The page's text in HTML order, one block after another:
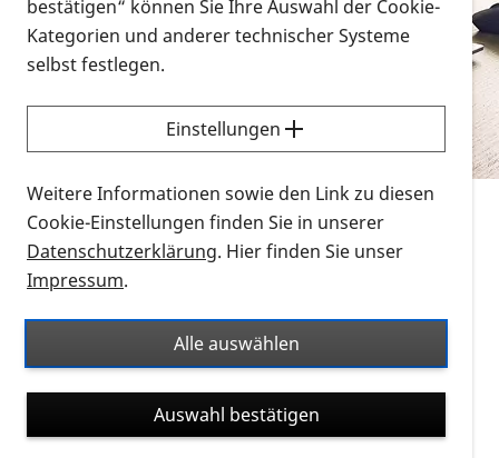
Alle Infomaterialien in verschiedenen
Formaten an einem Ort
Sie möchten wissen, wie Sie nach Infonmaterial
suchen und dieses bestellen bzw. herunterladen
können? Schauen Sie sich dieErklärvideos zum
Thema Infomaterial auf der PRO RETINA-Website
für blinde und sehbehinderte Menschen an.
Auf dieser Seite finden Sie sämtliches Infomaterial
Ort. Nutzen Sie den Formatfilter, um ausschließlich
nach Flyern und Broschüren, Audios oder Videos zu
suchen. Die meisten Flyer und Broschüren werden in
verschiedenen Formaten angeboten: zur
postalischen Bestellung als gedruckte Variante
bestätigen“ können Sie Ihre Auswahl der Cookie-
Kategorien und anderer technischer Systeme
selbst festlegen.
Einstellungen
Weitere Informationen sowie den Link zu diesen
Cookie-Einstellungen finden Sie in unserer
Datenschutzerklärung. Hier finden Sie unser
Impressum.
Alle auswählen
Auswahl bestätigen